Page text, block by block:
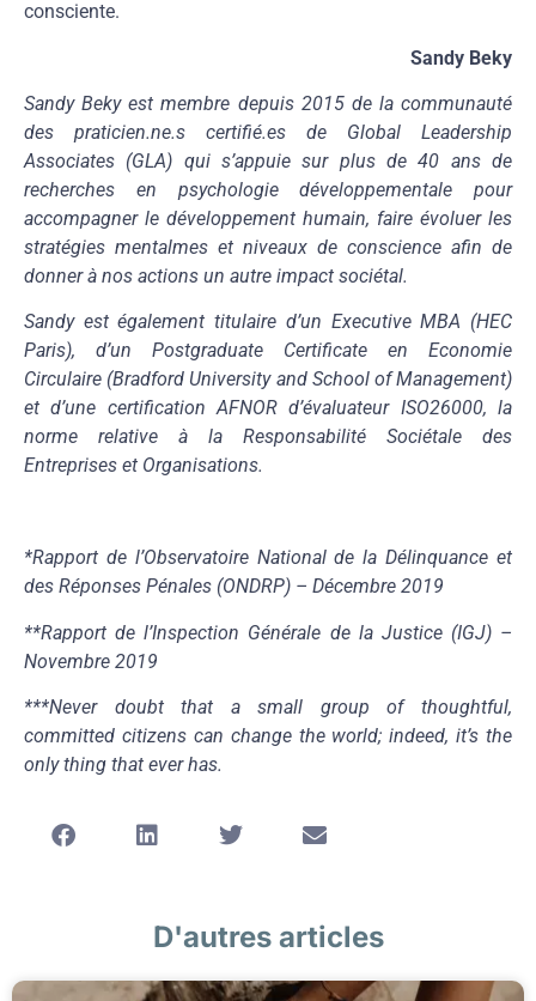
consciente.
Sandy Beky
Sandy Beky est membre depuis 2015 de la communauté
des praticien.ne.s certifié.es de Global Leadership
Associates (GLA) qui s’appuie sur plus de 40 ans de
recherches en psychologie développementale pour
accompagner le développement humain, faire évoluer les
stratégies mentalmes et niveaux de conscience afin de
donner à nos actions un autre impact sociétal.
Sandy est également titulaire d’un Executive MBA (HEC
Paris), d’un Postgraduate Certificate en Economie
Circulaire (Bradford University and School of Management)
et d’une certification AFNOR d’évaluateur ISO26000, la
norme relative à la Responsabilité Sociétale des
Entreprises et Organisations.
*Rapport de l’Observatoire National de la Délinquance et
des Réponses Pénales (ONDRP) – Décembre 2019
**Rapport de l’Inspection Générale de la Justice (IGJ) –
Novembre 2019
***Never doubt that a small group of thoughtful,
committed citizens can change the world; indeed, it’s the
only thing that ever has.
D'autres articles